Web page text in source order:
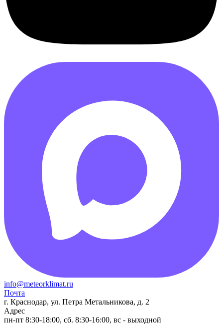
info@meteorklimat.ru
Почта
г. Краснодар, ул. Петра Метальникова, д. 2
Адрес
пн-пт 8:30-18:00, сб. 8:30-16:00, вс - выходной